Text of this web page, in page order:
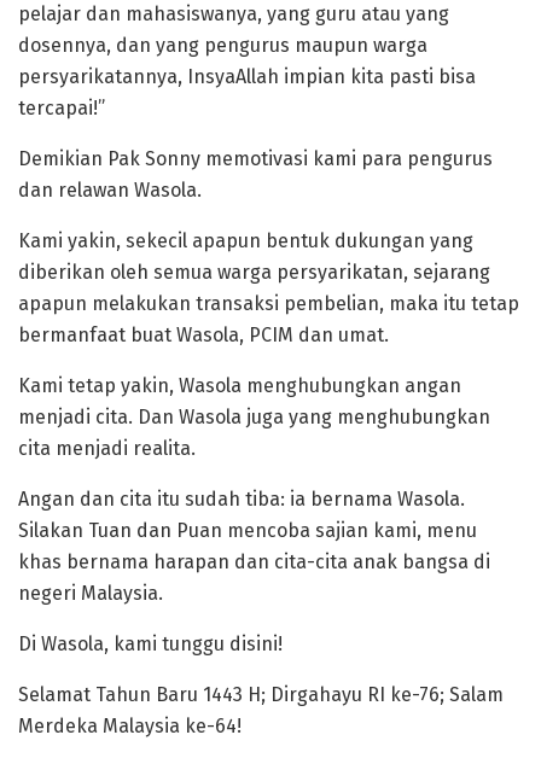
pelajar dan mahasiswanya, yang guru atau yang
dosennya, dan yang pengurus maupun warga
persyarikatannya, InsyaAllah impian kita pasti bisa
tercapai!”
Demikian Pak Sonny memotivasi kami para pengurus
dan relawan Wasola.
Kami yakin, sekecil apapun bentuk dukungan yang
diberikan oleh semua warga persyarikatan, sejarang
apapun melakukan transaksi pembelian, maka itu tetap
bermanfaat buat Wasola, PCIM dan umat.
Kami tetap yakin, Wasola menghubungkan angan
menjadi cita. Dan Wasola juga yang menghubungkan
cita menjadi realita.
Angan dan cita itu sudah tiba: ia bernama Wasola.
Silakan Tuan dan Puan mencoba sajian kami, menu
khas bernama harapan dan cita-cita anak bangsa di
negeri Malaysia.
Di Wasola, kami tunggu disini!
Selamat Tahun Baru 1443 H; Dirgahayu RI ke-76; Salam
Merdeka Malaysia ke-64!